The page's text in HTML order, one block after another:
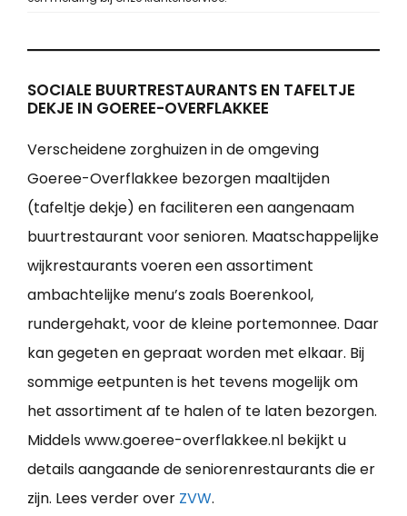
SOCIALE BUURTRESTAURANTS EN TAFELTJE
DEKJE IN GOEREE-OVERFLAKKEE
Verscheidene zorghuizen in de omgeving
Goeree-Overflakkee bezorgen maaltijden
(tafeltje dekje) en faciliteren een aangenaam
buurtrestaurant voor senioren. Maatschappelijke
wijkrestaurants voeren een assortiment
ambachtelijke menu’s zoals Boerenkool,
rundergehakt, voor de kleine portemonnee. Daar
kan gegeten en gepraat worden met elkaar. Bij
sommige eetpunten is het tevens mogelijk om
het assortiment af te halen of te laten bezorgen.
Middels www.goeree-overflakkee.nl bekijkt u
details aangaande de seniorenrestaurants die er
zijn. Lees verder over ZVW.